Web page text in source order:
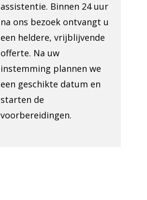
assistentie. Binnen 24 uur
na ons bezoek ontvangt u
een heldere, vrijblijvende
offerte. Na uw
instemming plannen we
een geschikte datum en
starten de
voorbereidingen.